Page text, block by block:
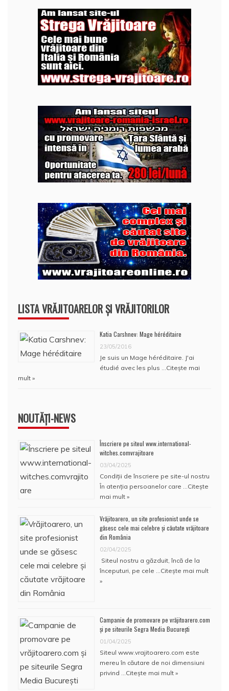
LISTA VRĂJITOARELOR ȘI VRĂJITORILOR
Katia Carshnev: Mage héréditaire
23/05/2016
Je suis un Mage héréditaire. J'ai
étudié avec les plus …Citește mai
mult »
NOUTĂȚI-NEWS
Înscriere pe siteul www.international-
witches.comvrajitoare
03/04/2025
Condiţii de înscriere pe site-ul nostru
În atenţia persoanelor care …Citește
mai mult »
Vrăjitoarero, un site profesionist unde se
găsesc cele mai celebre și căutate vrăjitoare
din România
02/04/2025
Siteul nostru a găzduit, încă de la
începuturi, pe cele …Citește mai mult
»
Campanie de promovare pe vrăjitoarero.com
și pe siteurile Segra Media București
01/04/2025
Siteul www.vrajitoarero.com este
mereu în căutare de noi dimensiuni
privind …Citește mai mult »